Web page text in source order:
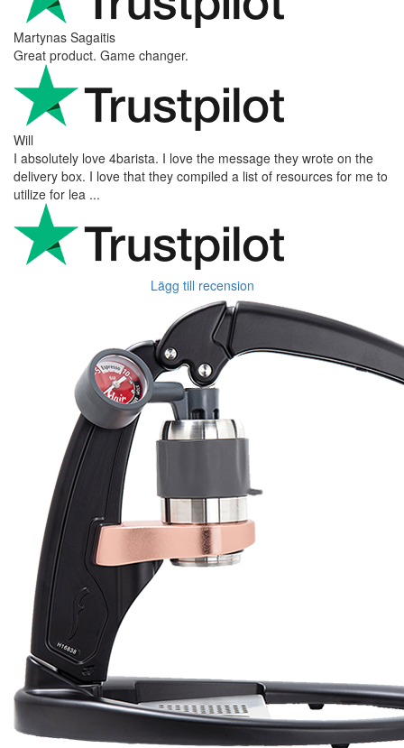
Martynas Sagaitis
Great product. Game changer.
Will
I absolutely love 4barista. I love the message they wrote on the
delivery box. I love that they compiled a list of resources for me to
utilize for lea ...
Lägg till recension